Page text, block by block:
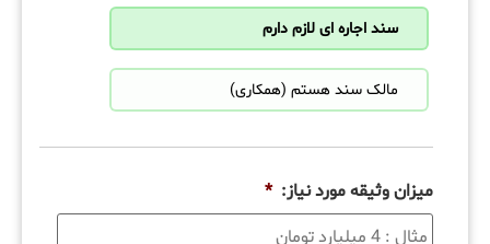
سند اجاره ای لازم دارم
مالک سند هستم (همکاری)
میزان وثیقه مورد نیاز: *